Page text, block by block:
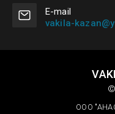
Е-mail
vakila-
ООО